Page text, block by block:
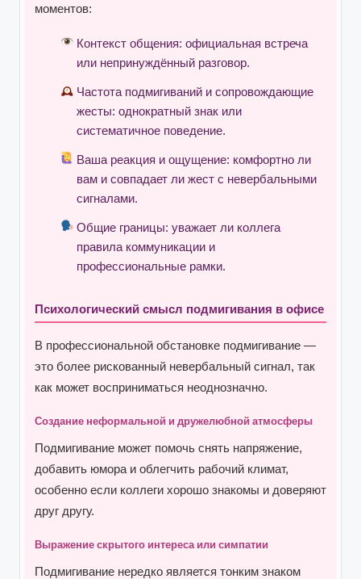
моментов:
Контекст общения: официальная встреча
или непринуждённый разговор.
Частота подмигиваний и сопровождающие
жесты: однократный знак или
систематичное поведение.
Ваша реакция и ощущение: комфортно ли
вам и совпадает ли жест с невербальными
сигналами.
Общие границы: уважает ли коллега
правила коммуникации и
профессиональные рамки.
Психологический смысл подмигивания в офисе
В профессиональной обстановке подмигивание —
это более рискованный невербальный сигнал, так
как может восприниматься неоднозначно.
Создание неформальной и дружелюбной атмосферы
Подмигивание может помочь снять напряжение,
добавить юмора и облегчить рабочий климат,
особенно если коллеги хорошо знакомы и доверяют
друг другу.
Выражение скрытого интереса или симпатии
Подмигивание нередко является тонким знаком